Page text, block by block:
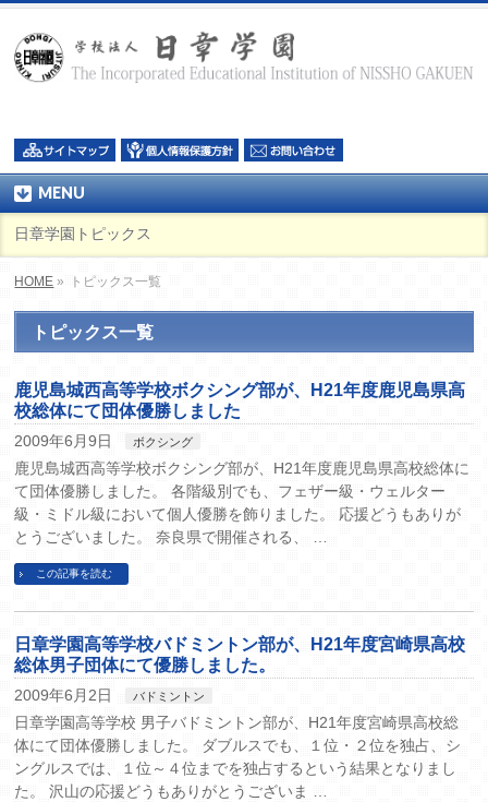
MENU
日章学園トピックス
HOME » トピックス一覧
トピックス一覧
鹿児島城西高等学校ボクシング部が、H21年度鹿児島県高
校総体にて団体優勝しました
2009年6月9日 ボクシング
鹿児島城西高等学校ボクシング部が、H21年度鹿児島県高校総体に
て団体優勝しました。 各階級別でも、フェザー級・ウェルター
級・ミドル級において個人優勝を飾りました。 応援どうもありが
とうございました。 奈良県で開催される、 …
この記事を読む
日章学園高等学校バドミントン部が、H21年度宮崎県高校
総体男子団体にて優勝しました。
2009年6月2日 バドミントン
日章学園高等学校 男子バドミントン部が、H21年度宮崎県高校総
体にて団体優勝しました。 ダブルスでも、１位・２位を独占、シ
ングルスでは、１位～４位までを独占するという結果となりまし
た。 沢山の応援どうもありがとうございま …